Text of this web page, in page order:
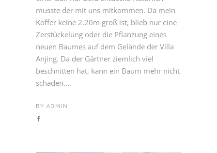
musste der mit uns mitkommen. Da mein
Koffer keine 2.20m groß ist, blieb nur eine
Zerstückelung oder die Pflanzung eines
neuen Baumes auf dem Gelände der Villa
Anjing. Da der Gärtner ziemlich viel
beschnitten hat, kann ein Baum mehr nicht
schaden....
BY ADMIN